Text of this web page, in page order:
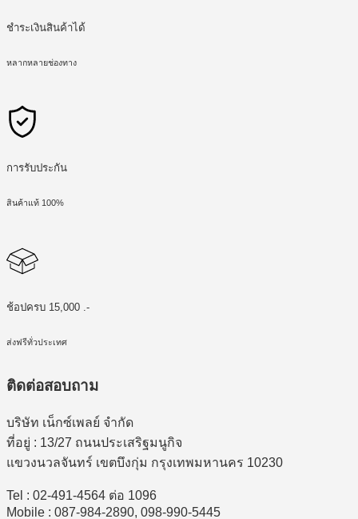
ชำระเงินสินค้าได้
หลากหลายช่องทาง
การรับประกัน
สินค้าแท้ 100%
ช้อปครบ 15,000 .-
ส่งฟรีทั่วประเทศ
ติดต่อสอบถาม
บริษัท เน็กซ์เพลย์ จำกัด
ที่อยู่ : 13/27 ถนนประเสริฐมนูกิจ
แขวงนวลจันทร์ เขตบึงกุ่ม กรุงเทพมหานคร 10230
Tel : 02-491-4564 ต่อ 1096
Mobile : 087-984-2890, 098-990-5445